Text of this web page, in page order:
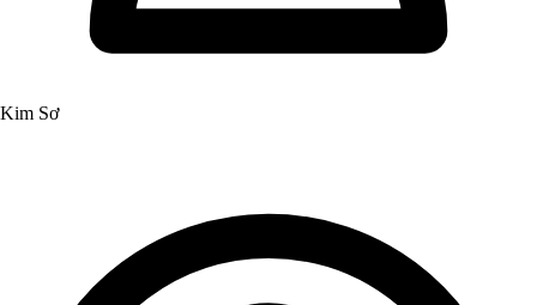
Kim Sơ